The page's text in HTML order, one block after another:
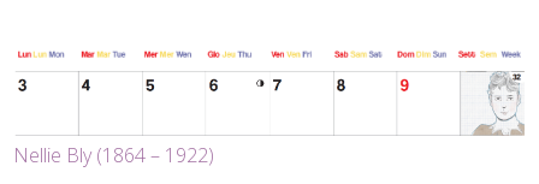
Nellie Bly (1864 – 1922)